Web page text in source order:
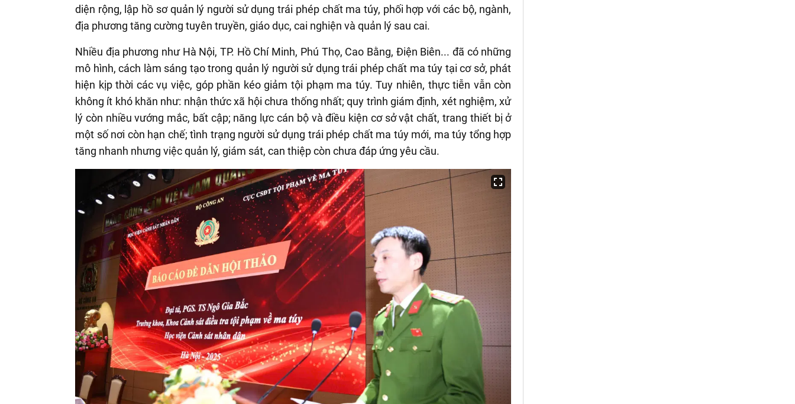
diện rộng, lập hồ sơ quản lý người sử dụng trái phép chất ma túy, phối hợp với các bộ, ngành,
địa phương tăng cường tuyên truyền, giáo dục, cai nghiện và quản lý sau cai.
Nhiều địa phương như Hà Nội, TP. Hồ Chí Minh, Phú Thọ, Cao Bằng, Điện Biên... đã có những
mô hình, cách làm sáng tạo trong quản lý người sử dụng trái phép chất ma túy tại cơ sở, phát
hiện kịp thời các vụ việc, góp phần kéo giảm tội phạm ma túy. Tuy nhiên, thực tiễn vẫn còn
không ít khó khăn như: nhận thức xã hội chưa thống nhất; quy trình giám định, xét nghiệm, xử
lý còn nhiều vướng mắc, bất cập; năng lực cán bộ và điều kiện cơ sở vật chất, trang thiết bị ở
một số nơi còn hạn chế; tình trạng người sử dụng trái phép chất ma túy mới, ma túy tổng hợp
tăng nhanh nhưng việc quản lý, giám sát, can thiệp còn chưa đáp ứng yêu cầu.